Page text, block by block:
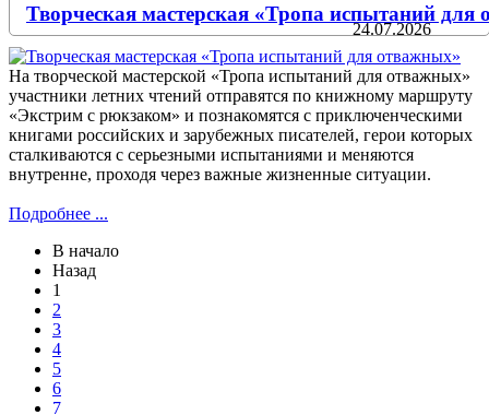
Творческая мастерская «Тропа испытаний для
24.07.2026
На творческой мастерской «Тропа испытаний для отважных»
участники летних чтений отправятся по книжному маршруту
«Экстрим с рюкзаком» и познакомятся с приключенческими
книгами российских и зарубежных писателей, герои которых
сталкиваются с серьезными испытаниями и меняются
внутренне, проходя через важные жизненные ситуации.
Подробнее ...
В начало
Назад
1
2
3
4
5
6
7